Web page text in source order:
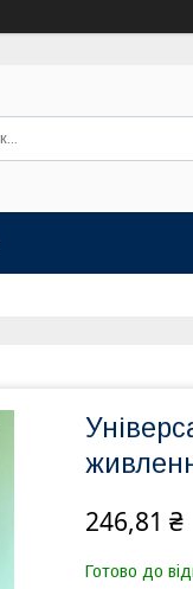
246,81 ₴
Готово до